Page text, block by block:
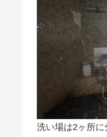
洗い場は2ヶ所